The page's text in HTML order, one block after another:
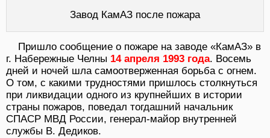
Завод КамАЗ после пожара
Пришло сообщение о пожаре на заводе «КамАЗ» в
г. Набережные Челны 14 апреля 1993 года. Восемь
дней и ночей шла самоотверженная борьба с огнем.
О том, с какими трудностями пришлось столкнуться
при ликвидации одного из крупнейших в истории
страны пожаров, поведал тогдашний начальник
СПАСР МВД России, генерал-майор внутренней
службы В. Дедиков.